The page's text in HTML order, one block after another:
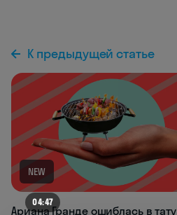
К предыдущей статье
NEW
Ариана Гранде ошиблась в тату
04:47